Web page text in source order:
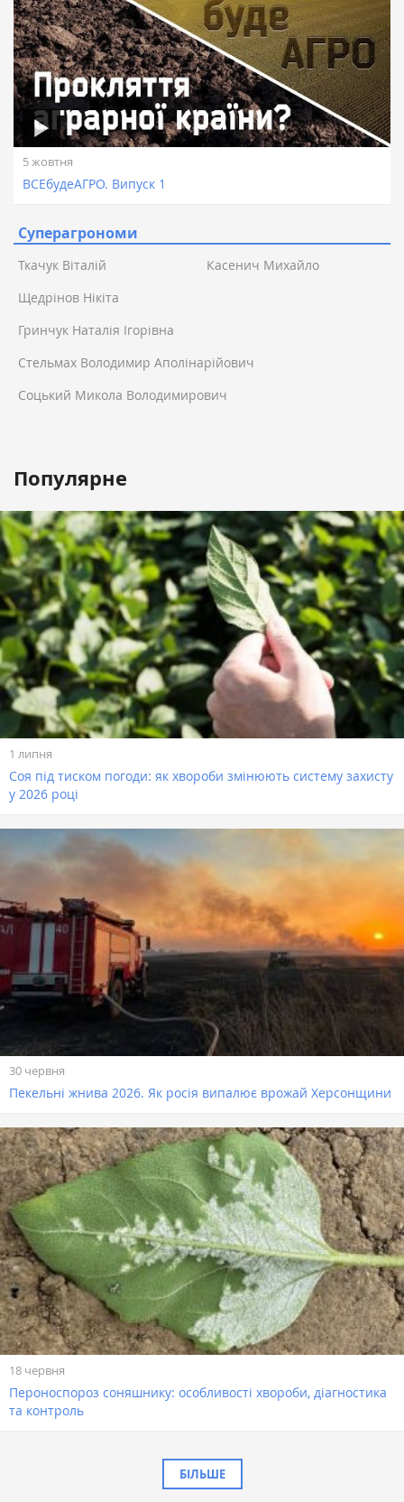
5 жовтня
ВСЕбудеАГРО. Випуск 1
Суперагрономи
Ткачук Віталій
Касенич Михайло
Щедрінов Нікіта
Гринчук Наталія Ігорівна
Стельмах Володимир Аполінарійович
Соцький Микола Володимирович
Популярне
1 липня
Соя під тиском погоди: як хвороби змінюють систему захисту
у 2026 році
30 червня
Пекельні жнива 2026. Як росія випалює врожай Херсонщини
18 червня
Пероноспороз соняшнику: особливості хвороби, діагностика
та контроль
БІЛЬШЕ